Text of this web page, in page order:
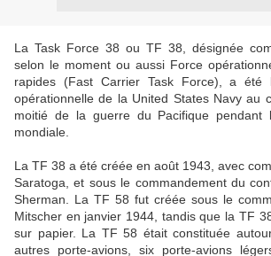
La Task Force 38 ou TF 38, désignée
selon le moment ou aussi Force
rapides (Fast Carrier Task Force), a été
opérationnelle de la United States Navy au
moitié de la guerre du Pacifique pendant
mondiale.
La TF 38 a été créée en août 1943, avec
Saratoga, et sous le commandement du
Sherman. La TF 58 fut créée sous le
Mitscher en janvier 1944, tandis que la TF
sur papier. La TF 58 était constituée
autres porte-avions, six porte-avions